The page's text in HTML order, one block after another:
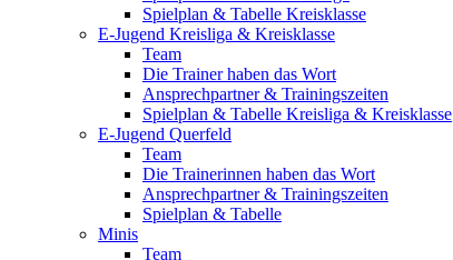
Spielplan & Tabelle Kreisklasse
E-Jugend Kreisliga & Kreisklasse
Team
Die Trainer haben das Wort
Ansprechpartner & Trainingszeiten
Spielplan & Tabelle Kreisliga & Kreisklasse
E-Jugend Querfeld
Team
Die Trainerinnen haben das Wort
Ansprechpartner & Trainingszeiten
Spielplan & Tabelle
Minis
Team